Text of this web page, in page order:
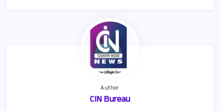
A
p
p
Author
CIN Bureau